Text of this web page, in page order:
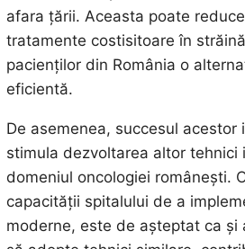
afara țării. Aceasta poate
tratamente costisitoare în
pacienților din România o
eficientă.
De asemenea, succesul acestor
stimula dezvoltarea altor tehnici
domeniul oncologiei românești.
capacității spitalului de a
moderne, este de așteptat ca și